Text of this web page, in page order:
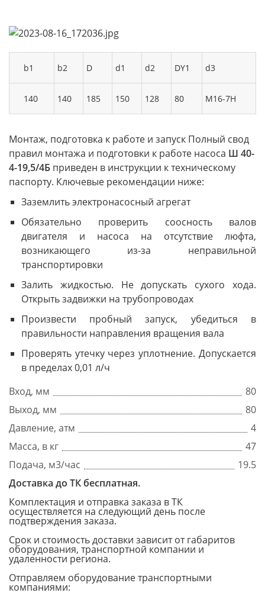
b1 b2 D d1 d2 DY1 d3
140 140 185 150 128 80 M16-7H
Монтаж, подготовка к работе и запуск Полный свод
правил монтажа и подготовки к работе насоса Ш 40-
4-19,5/4Б приведен в инструкции к техническому
паспорту. Ключевые рекомендации ниже:
Заземлить электронасосный агрегат
Обязательно проверить соосность валов
двигателя и насоса на отсутствие люфта,
возникающего из-за неправильной
транспортировки
Залить жидкостью. Не допускать сухого хода.
Открыть задвижки на трубопроводах
Произвести пробный запуск, убедиться в
правильности направления вращения вала
Проверять утечку через уплотнение. Допускается
в пределах 0,01 л/ч
Вход, мм
80
Выход, мм
80
Давление, атм
4
Масса, в кг
47
Подача, м3/час
19.5
Доставка до ТК бесплатная.
Комплектация и отправка заказа в ТК
осуществляется на следующий день после
подтверждения заказа.
Срок и стоимость доставки зависит от габаритов
оборудования, транспортной компании и
удаленности региона.
Отправляем оборудование транспортными
компаниями: